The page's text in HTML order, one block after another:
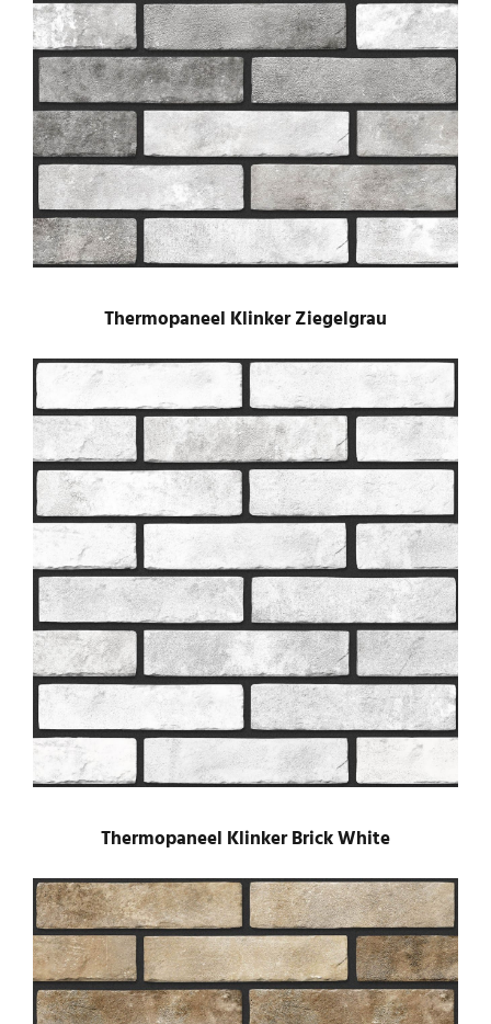
Thermopaneel Klinker Ziegelgrau
Thermopaneel Klinker Brick White